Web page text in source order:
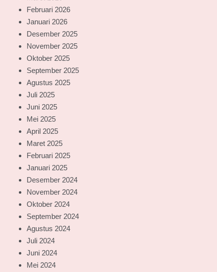
Februari 2026
Januari 2026
Desember 2025
November 2025
Oktober 2025
September 2025
Agustus 2025
Juli 2025
Juni 2025
Mei 2025
April 2025
Maret 2025
Februari 2025
Januari 2025
Desember 2024
November 2024
Oktober 2024
September 2024
Agustus 2024
Juli 2024
Juni 2024
Mei 2024